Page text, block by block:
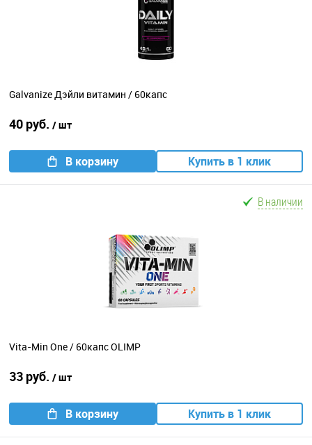
Galvanize Дэйли витамин / 60капс
40 руб. / шт
В корзину Купить в 1 клик
В наличии
Vita-Min One / 60капс OLIMP
33 руб. / шт
В корзину Купить в 1 клик